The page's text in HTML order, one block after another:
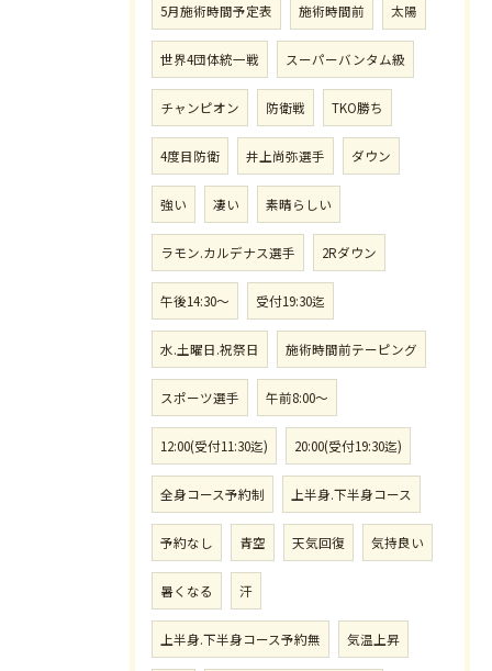
5月施術時間予定表 施術時間前 太陽
世界4団体統一戦 スーパーバンタム級
チャンピオン 防衛戦 TKO勝ち
4度目防衛 井上尚弥選手 ダウン
強い 凄い 素晴らしい
ラモン.カルデナス選手 2Rダウン
午後14:30〜 受付19:30迄
水.土曜日.祝祭日 施術時間前テーピング
スポーツ選手 午前8:00〜
12:00(受付11:30迄) 20:00(受付19:30迄)
全身コース予約制 上半身.下半身コース
予約なし 青空 天気回復 気持良い
暑くなる 汗
上半身.下半身コース予約無 気温上昇